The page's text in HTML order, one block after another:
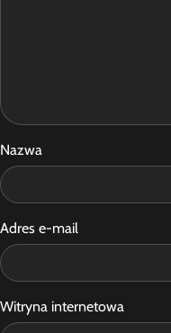
Nazwa
Adres e-mail
Witryna internetowa